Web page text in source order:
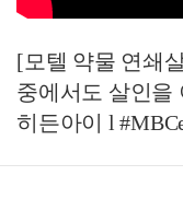
[모텔 약물 연쇄
중에서도 살인을
히든아이 l